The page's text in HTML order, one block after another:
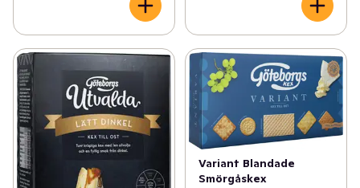
Variant Blandade
Smörgåskex